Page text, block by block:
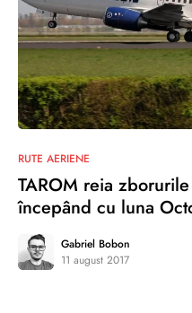
RUTE AERIENE
TAROM reia
începând cu luna
Gabriel Bobon
11 august 2017